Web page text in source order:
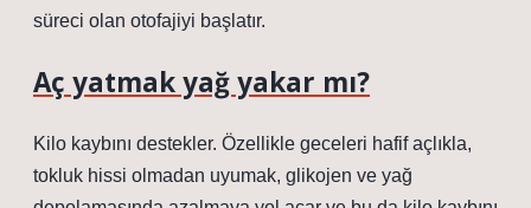
süreci olan otofajiyi başlatır.
Aç yatmak yağ yakar mı?
Kilo kaybını destekler. Özellikle geceleri hafif açlıkla,
tokluk hissi olmadan uyumak, glikojen ve yağ